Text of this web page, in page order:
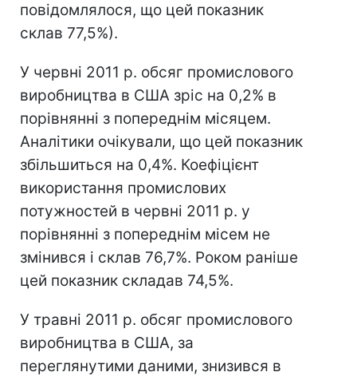
повідомлялося, що цей показник
склав 77,5%).
У червні 2011 р. обсяг промислового
виробництва в США зріс на 0,2% в
порівнянні з попереднім місяцем.
Аналітики очікували, що цей показник
збільшиться на 0,4%. Коефіцієнт
використання промислових
потужностей в червні 2011 р. у
порівнянні з попереднім місем не
змінився і склав 76,7%. Роком раніше
цей показник складав 74,5%.
У травні 2011 р. обсяг промислового
виробництва в США, за
переглянутими даними, знизився в